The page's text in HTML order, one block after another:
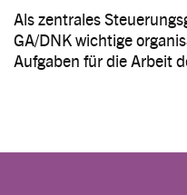
Als zentrales
GA/DNK wichtige
Aufgaben für die Arbeit